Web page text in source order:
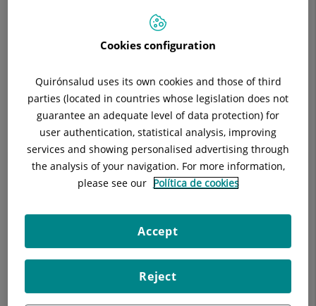
St. Cugat del Vallès
93 565 60 00
E-mail:
agarcias@quironsalud.es
Descripció Equip Mèdic Tècniques
Juntament amb el S. de Digestiu, estudi sobre resultats de
la cirurgia del reflux gastroesofàgic.
Cookies configuration
Quirónsalud uses its own cookies and those of third
parties (located in countries whose legislation does not
guarantee an adequate level of data protection) for
user authentication, statistical analysis, improving
services and showing personalised advertising through
the analysis of your navigation. For more information,
please see our Política de cookies
Reject
Accept